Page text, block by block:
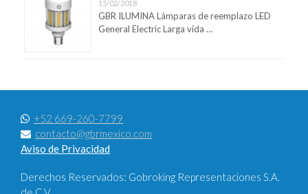
15/02/2018
GBR ILUMINA Lámparas de reemplazo LED
General Electric Larga vida …
+52 669-260-7799
contacto@gbrmexico.com
Aviso de Privacidad
Derechos Reservados: Gobroking Representaciones S.A.